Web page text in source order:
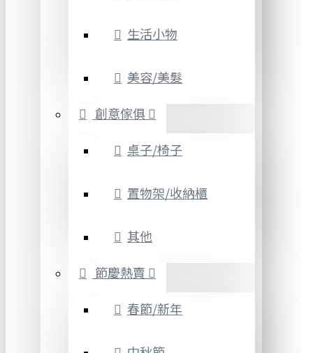
生活小物
美容/美髮
創意傢俱
桌子/椅子
置物架/收納櫃
其他
節慶熱賣
春節/新年